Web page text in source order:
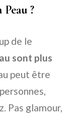
?
de le
sont plus
peut être
Pas glamour,